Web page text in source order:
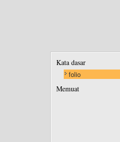
Kata dasar
folio
Memuat